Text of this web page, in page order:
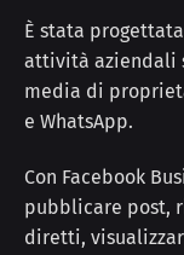
È stata
attività aziendali
media di
e WhatsApp.
Con Facebook
pubblicare post,
diretti,